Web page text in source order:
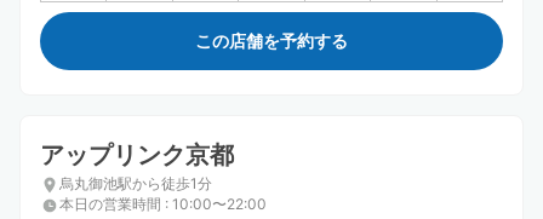
この店舗を予約する
アップリンク京都
烏丸御池駅から徒歩1分
本日の営業時間 : 10:00〜22:00